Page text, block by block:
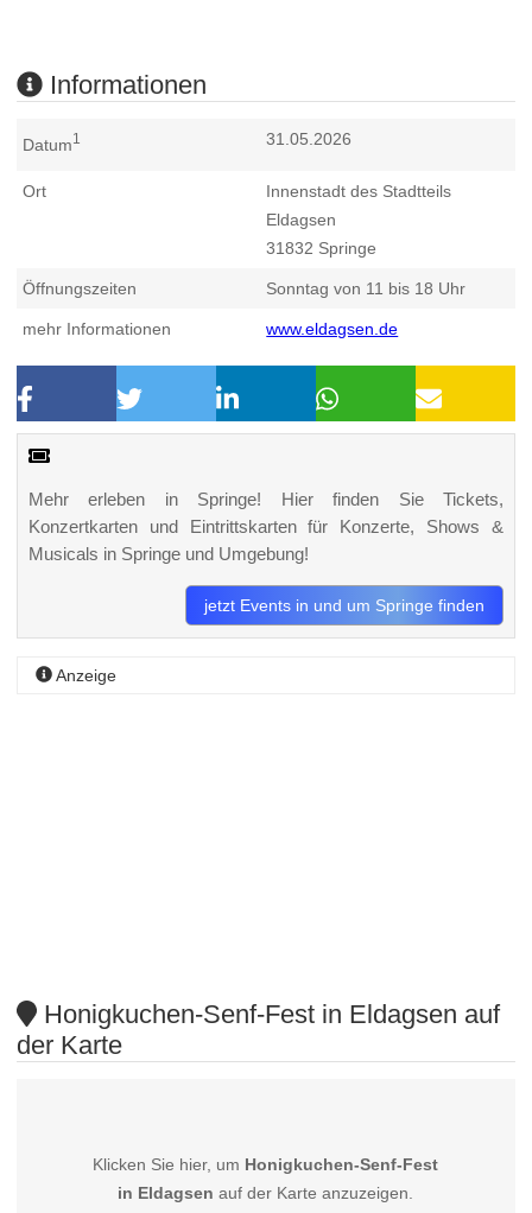
Informationen
Datum1 31.05.2026
Ort
Innenstadt des Stadtteils
Eldagsen
31832 Springe
Öffnungszeiten Sonntag von 11 bis 18 Uhr
mehr Informationen www.eldagsen.de
Mehr erleben in Springe! Hier finden Sie Tickets,
Konzertkarten und Eintrittskarten für Konzerte, Shows &
Musicals in Springe und Umgebung!
jetzt Events in und um Springe finden
Anzeige
Honigkuchen-Senf-Fest in Eldagsen auf
der Karte
Klicken Sie hier, um Honigkuchen-Senf-Fest
in Eldagsen auf der Karte anzuzeigen.